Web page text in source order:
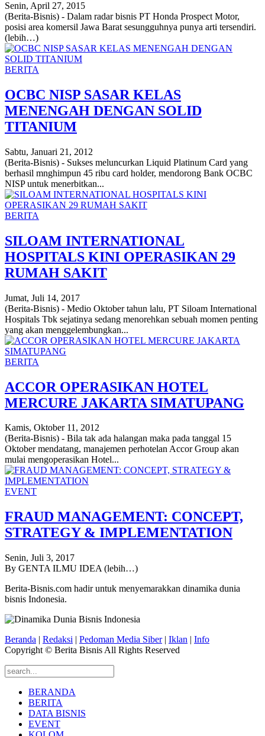
Senin, April 27, 2015
(Berita-Bisnis) - Dalam radar bisnis PT Honda Prospect Motor,
posisi area komersil Jawa Barat sesungguhnya punya arti tersendiri.
(lebih…)
BERITA
OCBC NISP SASAR KELAS
MENENGAH DENGAN SOLID
TITANIUM
Sabtu, Januari 21, 2012
(Berita-Bisnis) - Sukses meluncurkan Liquid Platinum Card yang
berhasil mnghimpun 45 ribu card holder, mendorong Bank OCBC
NISP untuk menerbitkan...
BERITA
SILOAM INTERNATIONAL
HOSPITALS KINI OPERASIKAN 29
RUMAH SAKIT
Jumat, Juli 14, 2017
(Berita-Bisnis) - Medio Oktober tahun lalu, PT Siloam International
Hospitals Tbk sejatinya sedang menorehkan sebuah momen penting
yang akan menggelembungkan...
BERITA
ACCOR OPERASIKAN HOTEL
MERCURE JAKARTA SIMATUPANG
Kamis, Oktober 11, 2012
(Berita-Bisnis) - Bila tak ada halangan maka pada tanggal 15
Oktober mendatang, manajemen perhotelan Accor Group akan
mulai mengoperasikan Hotel...
EVENT
FRAUD MANAGEMENT: CONCEPT,
STRATEGY & IMPLEMENTATION
Senin, Juli 3, 2017
By GENTA ILMU IDEA (lebih…)
Berita-Bisnis.com hadir untuk menyemarakkan dinamika dunia
bisnis Indonesia.
Beranda | Redaksi | Pedoman Media Siber| Iklan | Info
Copyright © Berita Bisnis All Rights Reserved
BERANDA
BERITA
DATA BISNIS
EVENT